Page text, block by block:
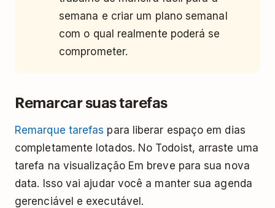
semana e criar um plano semanal
com o qual realmente poderá se
comprometer.
Remarcar suas tarefas
Remarque tarefas para liberar espaço em dias
completamente lotados. No Todoist, arraste uma
tarefa na visualização Em breve para sua nova
data. Isso vai ajudar você a manter sua agenda
gerenciável e executável.